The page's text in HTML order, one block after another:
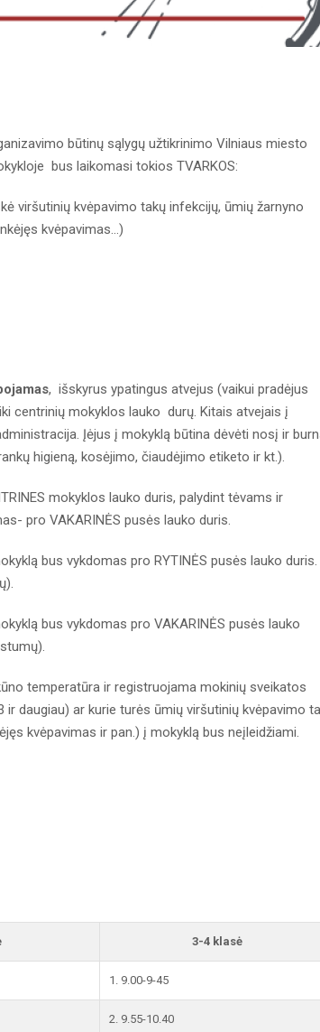
būtinų sąlygų užtikrinimo Vilniaus miesto
bus laikomasi tokios TVARKOS:
viršutinių kvėpavimo takų infekcijų, ūmių žarnyno
kvėpavimas...)
, išskyrus ypatingus atvejus (vaikui pradėjus
centrinių mokyklos lauko durų. Kitais atvejais į
Įėjus į mokyklą būtina dėvėti nosį ir
higieną, kosėjimo, čiaudėjimo etiketo ir kt.).
mokyklos lauko duris, palydint tėvams ir
pro VAKARINĖS pusės lauko duris.
bus vykdomas pro RYTINĖS pusės lauko duris.
bus vykdomas pro VAKARINĖS pusės lauko
temperatūra ir registruojama mokinių sveikatos
daugiau) ar kurie turės ūmių viršutinių kvėpavimo
kvėpavimas ir pan.) į mokyklą bus neįleidžiami.
3-4 klasė
1. 9.00-9-45
2. 9.55-10.40